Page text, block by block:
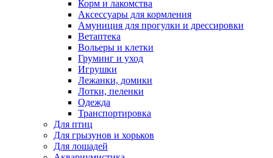
Корм и лакомства
Аксессуары для кормления
Амуниция для прогулки и дрессировки
Ветаптека
Вольеры и клетки
Груминг и уход
Игрушки
Лежанки, домики
Лотки, пеленки
Одежда
Транспортировка
Для птиц
Для грызунов и хорьков
Для лошадей